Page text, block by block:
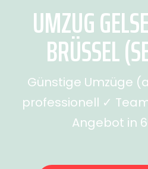
UMZUG
BRÜSSEL
Günstige Umzüge
professionell ✓
Angebot in